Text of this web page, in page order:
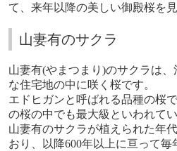
て、来年以降の美しい御殿桜を
山妻有のサクラ
山妻有(やまつまり )のサクラは、
な住宅地の中に咲く桜です。
エドヒガンと呼ばれる品種の桜
の桜の中でも最大級といわれてい
山妻有のサクラが植えられた年
おり、以降600年以上に亘って毎